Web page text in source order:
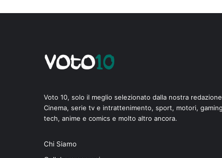
Voto 10, solo il meglio selezionato dalla nostra
Cinema, serie tv e intrattenimento, sport, motori,
tech, anime e comics e molto altro ancora.
Chi Siamo